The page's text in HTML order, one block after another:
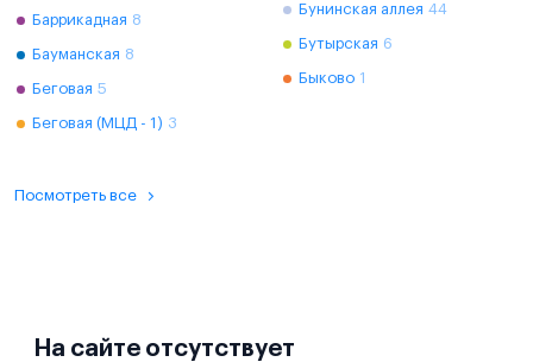
Баррикадная 8
Бауманская 8
Беговая 5
Беговая (МЦД - 1) 3
Бунинская аллея 44
Бутырская 6
Быково 1
Посмотреть все
На сайте отсутствует